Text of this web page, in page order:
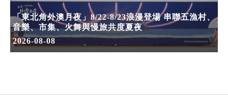
「東北角外澳月夜」8/22-8/23浪漫登場 串聯五漁村、
音樂、市集、火舞與慢旅共度夏夜
2026-08-08